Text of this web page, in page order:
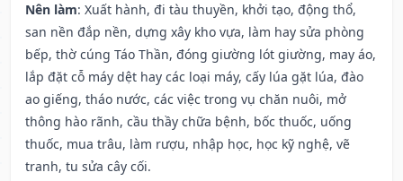
Nên làm: Xuất hành, đi tàu thuyền, khởi tạo, động thổ,
san nền đắp nền, dựng xây kho vựa, làm hay sửa phòng
bếp, thờ cúng Táo Thần, đóng giường lót giường, may áo,
lắp đặt cỗ máy dệt hay các loại máy, cấy lúa gặt lúa, đào
ao giếng, tháo nước, các việc trong vụ chăn nuôi, mở
thông hào rãnh, cầu thầy chữa bệnh, bốc thuốc, uống
thuốc, mua trâu, làm rượu, nhập học, học kỹ nghệ, vẽ
tranh, tu sửa cây cối.